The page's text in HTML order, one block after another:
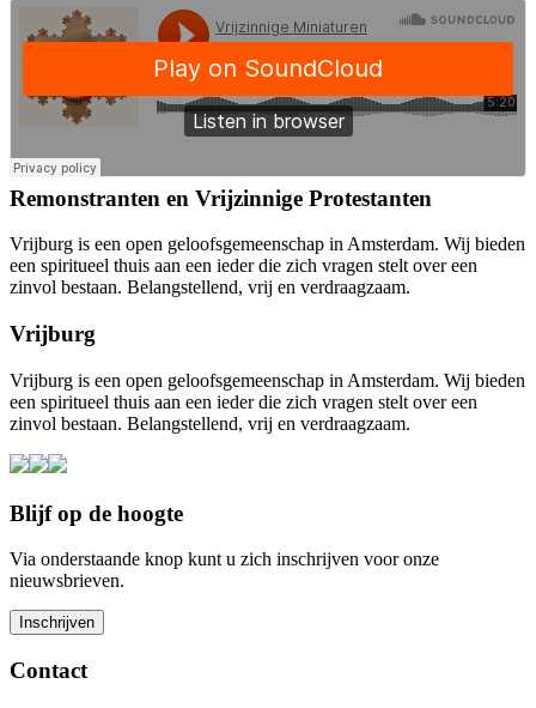
Remonstranten en Vrijzinnige Protestanten
Vrijburg is een open geloofsgemeenschap in Amsterdam. Wij bieden
een spiritueel thuis aan een ieder die zich vragen stelt over een
zinvol bestaan. Belangstellend, vrij en verdraagzaam.
Vrijburg
Vrijburg is een open geloofsgemeenschap in Amsterdam. Wij bieden
een spiritueel thuis aan een ieder die zich vragen stelt over een
zinvol bestaan. Belangstellend, vrij en verdraagzaam.
Blijf op de hoogte
Via onderstaande knop kunt u zich inschrijven voor onze
nieuwsbrieven.
Contact